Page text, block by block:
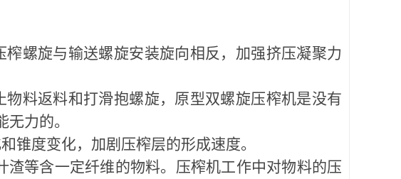
螺旋与输送螺旋安装旋向相反，加强挤压凝聚力
料返料和打滑抱螺旋，原型双螺旋压榨机是没有
力的。
锥度变化，加剧压榨层的形成速度。
等含一定纤维的物料。压榨机工作中对物料的压